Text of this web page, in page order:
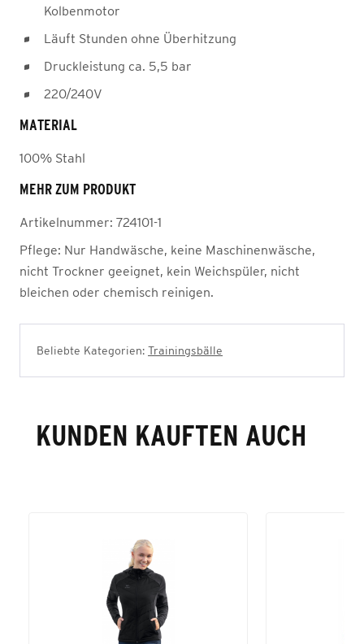
Kolbenmotor
Läuft Stunden ohne Überhitzung
Druckleistung ca. 5,5 bar
220/240V
MATERIAL
100% Stahl
MEHR ZUM PRODUKT
Artikelnummer: 724101-1
Pflege: Nur Handwäsche, keine Maschinenwäsche,
nicht Trockner geeignet, kein Weichspüler, nicht
bleichen oder chemisch reinigen.
Beliebte Kategorien: Trainingsbälle
KUNDEN KAUFTEN AUCH